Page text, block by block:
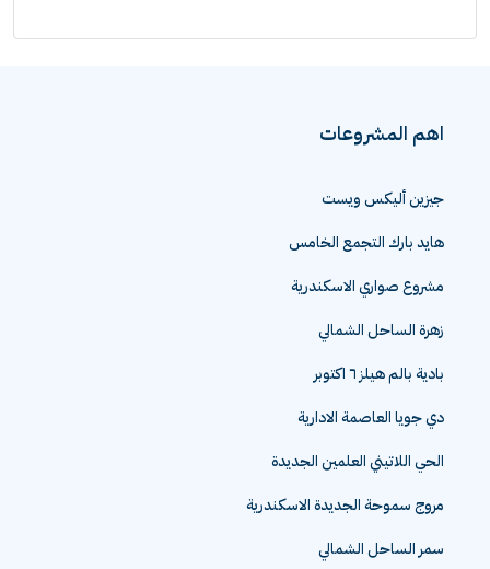
اهم المشروعات
جيزين أليكس ويست
هايد بارك التجمع الخامس
مشروع صواري الاسكندرية
زهرة الساحل الشمالي
بادية بالم هيلز ٦ اكتوبر
دي جويا العاصمة الادارية
الحي اللاتيني العلمين الجديدة
مروج سموحة الجديدة الاسكندرية
سمر الساحل الشمالي